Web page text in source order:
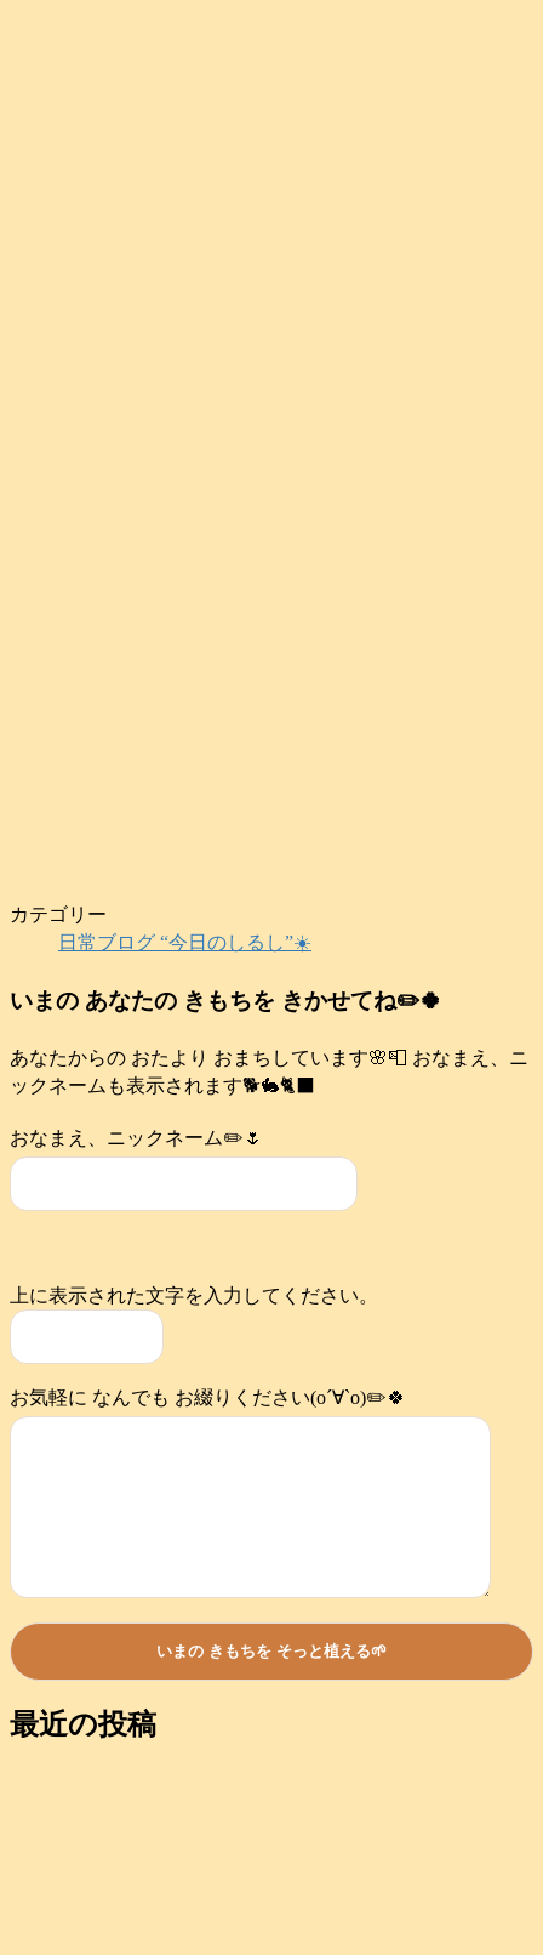
カテゴリー
日常ブログ “今日のしるし”☀️
いまの あなたの きもちを きかせてね✏️🍀
あなたからの おたより おまちしています🌸📮 おなまえ、ニ
ックネームも表示されます🐕️🐇🐈‍⬛
おなまえ、ニックネーム✏️🌷
上に表示された文字を入力してください。
お気軽に なんでも お綴りください(о´∀`о)✏️🍀
最近の投稿